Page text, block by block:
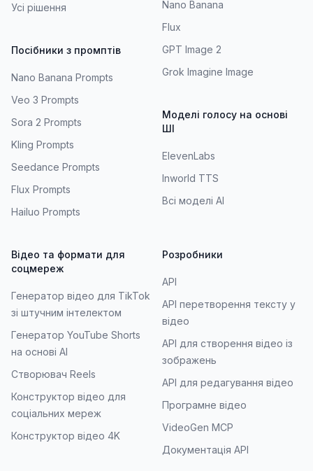
Усі рішення
Посібники з промптів
Nano Banana Prompts
Veo 3 Prompts
Sora 2 Prompts
Kling Prompts
Seedance Prompts
Flux Prompts
Hailuo Prompts
Nano Banana
Flux
GPT Image 2
Grok Imagine Image
Моделі голосу на основі
ШІ
ElevenLabs
Inworld TTS
Всі моделі AI
Відео та формати для
соцмереж
Генератор відео для TikTok
зі штучним інтелектом
Генератор YouTube Shorts
на основі AI
Створювач Reels
Конструктор відео для
соціальних мереж
Конструктор відео 4K
Розробники
API
API перетворення тексту у
відео
API для створення відео із
зображень
API для редагування відео
Програмне відео
VideoGen MCP
Документація API